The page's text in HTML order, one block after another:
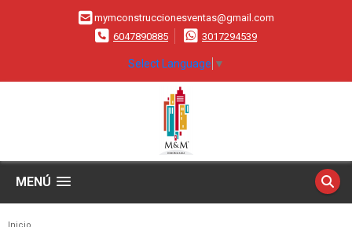
mymconstruccionesventas@gmail.com
6047890885
3017294539
Select Language ▼
MENÚ